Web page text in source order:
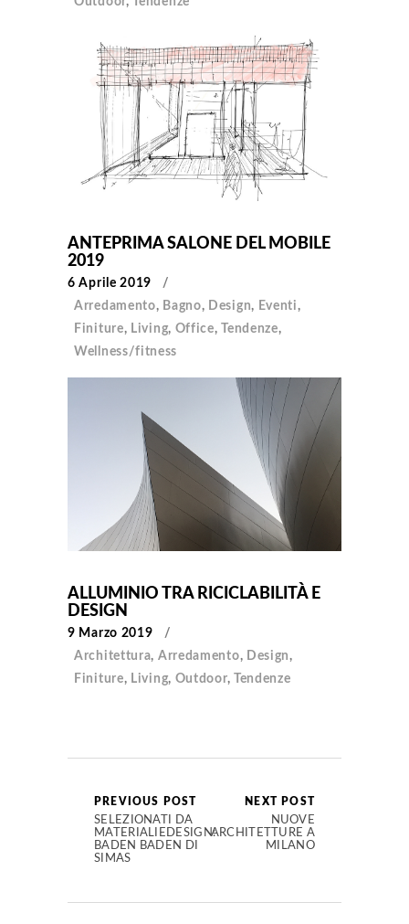
ANTEPRIMA SALONE DEL MOBILE
2019
6 Aprile 2019
Arredamento, Bagno, Design, Eventi,
Finiture, Living, Office, Tendenze,
Wellness/fitness
ALLUMINIO TRA RICICLABILITÀ E
DESIGN
9 Marzo 2019
Architettura, Arredamento, Design,
Finiture, Living, Outdoor, Tendenze
PREVIOUS POST
SELEZIONATI DA
MATERIALIEDESIGN:
BADEN BADEN DI
SIMAS
NEXT POST
NUOVE
ARCHITETTURE A
MILANO